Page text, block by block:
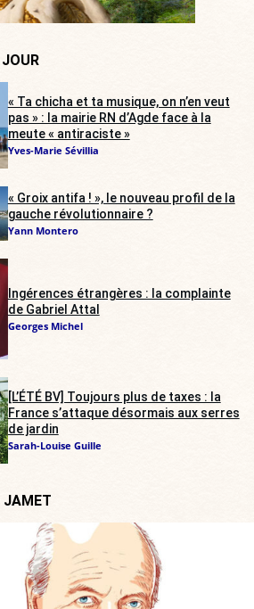
« Ta chicha et ta musique, on n’en veut
pas » : la mairie RN d’Agde face à la
meute « antiraciste »
Yves-Marie Sévillia
« Groix antifa ! », le nouveau profil de la
gauche révolutionnaire ?
Yann Montero
Ingérences étrangères : la complainte
de Gabriel Attal
Georges Michel
[L’ÉTÉ BV] Toujours plus de taxes : la
France s’attaque désormais aux serres
de jardin
Sarah-Louise Guille
JAMET